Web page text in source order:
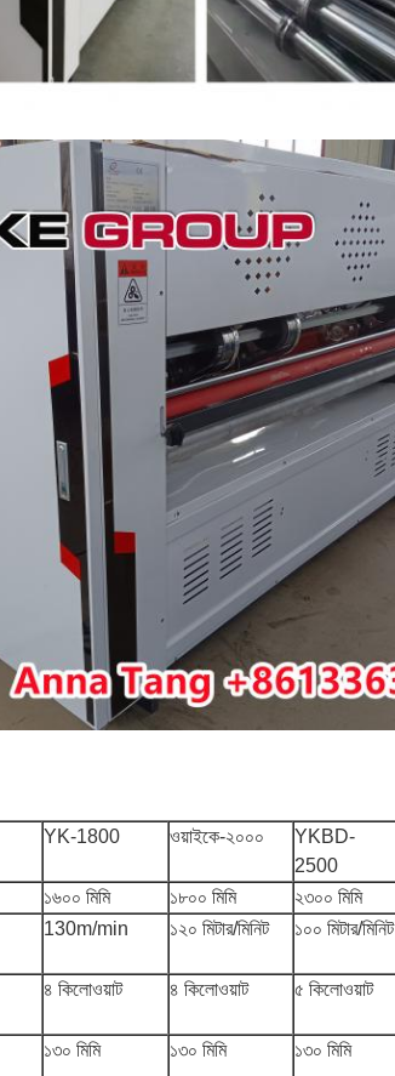
YK-1800 ওয়াইকে-২০০০
YKBD-
2500
১৬০০ মিমি ১৮০০ মিমি ২৩০০ মিমি
130m/min ১২০ মিটার/মিনিট ১০০ মিটার/মিনিট
৪ কিলোওয়াট ৪ কিলোওয়াট ৫ কিলোওয়াট
১৩০ মিমি ১৩০ মিমি ১৩০ মিমি